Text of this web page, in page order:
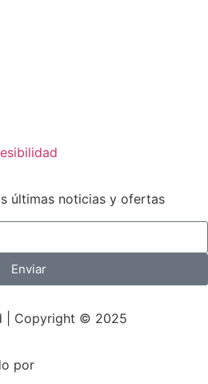
últimas noticias y ofertas
Enviar
| Copyright © 2025
por